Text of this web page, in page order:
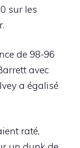
sur les
de 98-96
avec
a égalisé
raté,